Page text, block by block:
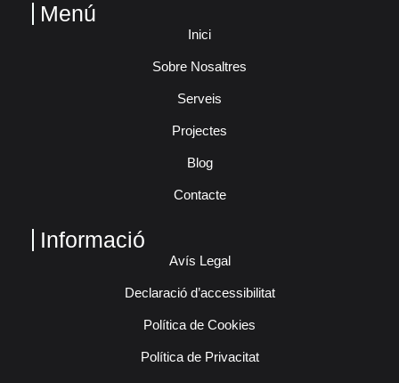
Menú
Inici
Sobre Nosaltres
Serveis
Projectes
Blog
Contacte
Informació
Avís Legal
Declaració d’accessibilitat
Política de Cookies
Política de Privacitat